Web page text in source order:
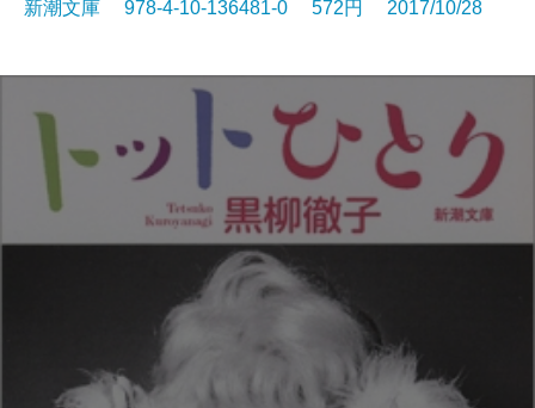
新潮文庫 978-4-10-136481-0 572円 2017/10/28